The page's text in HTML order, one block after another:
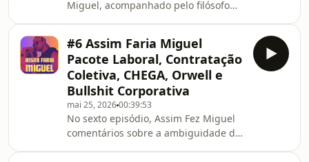
Miguel, acompanhado pelo filósofo
depois.
#6 Assim Faria Miguel
Pacote Laboral, Contratação
Coletiva, CHEGA, Orwell e
Bullshit Corporativa
mai 25, 202600:39:53
No sexto episódio, Assim Fez Miguel
comentários sobre a ambiguidade do